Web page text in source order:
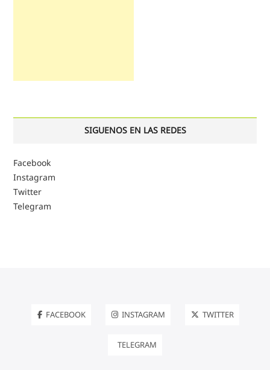
SIGUENOS EN LAS REDES
Facebook
Instagram
Twitter
Telegram
FACEBOOK INSTAGRAM TWITTER
TELEGRAM